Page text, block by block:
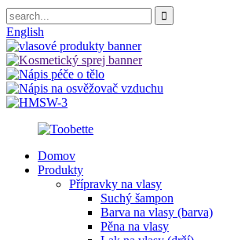
English
Domov
Produkty
Přípravky na vlasy
Suchý šampon
Barva na vlasy (barva)
Pěna na vlasy